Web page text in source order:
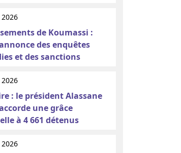
de Koumassi :
des enquêtes
et des sanctions
: le président Alassane
une grâce
à 4 661 détenus